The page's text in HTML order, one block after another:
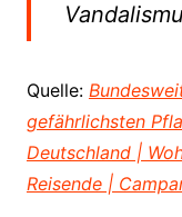
Quelle:
gefährlichsten
Deutschland |
Reisende |